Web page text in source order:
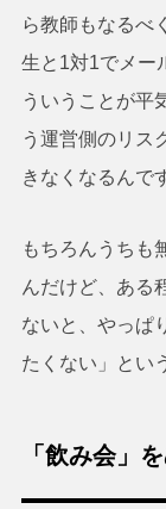
ら教師もなるべ
生と1対1でメー
ういうことが平
う運営側のリス
きなくなるんで
もちろんうちも
んだけど、ある
ないと、やっぱ
たくない」とい
「飲み会」